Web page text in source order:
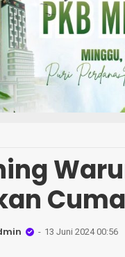
13 Juni 2024 00:56